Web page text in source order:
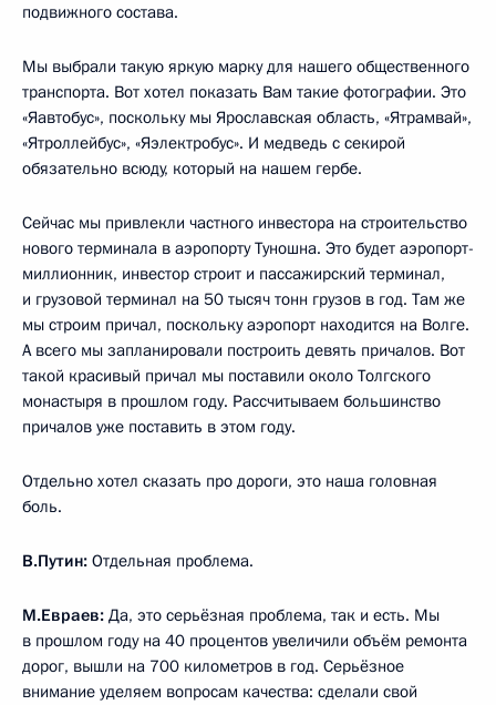
подвижного состава.
Мы выбрали такую яркую марку для нашего общественного
транспорта. Вот хотел показать Вам такие фотографии. Это
«Яавтобус», поскольку мы Ярославская область, «Ятрамвай»,
«Ятроллейбус», «Яэлектробус». И медведь с секирой
обязательно всюду, который на нашем гербе.
Сейчас мы привлекли частного инвестора на строительство
нового терминала в аэропорту Туношна. Это будет аэропорт-
миллионник, инвестор строит и пассажирский терминал,
и грузовой терминал на 50 тысяч тонн грузов в год. Там же
мы строим причал, поскольку аэропорт находится на Волге.
А всего мы запланировали построить девять причалов. Вот
такой красивый причал мы поставили около Толгского
монастыря в прошлом году. Рассчитываем большинство
причалов уже поставить в этом году.
Отдельно хотел сказать про дороги, это наша головная
боль.
В.Путин: Отдельная проблема.
М.Евраев: Да, это серьёзная проблема, так и есть. Мы
в прошлом году на 40 процентов увеличили объём ремонта
дорог, вышли на 700 километров в год. Серьёзное
внимание уделяем вопросам качества: сделали свой